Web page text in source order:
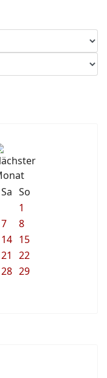
Sa So
1
7
8
14 15
21
22
28 29